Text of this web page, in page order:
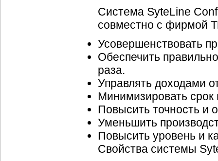
Система SyteLine
совместно с фирмой
Усовершенствовать
Обеспечить
раза.
Управлять доходами
Минимизировать
Повысить точность и
Уменьшить
Повысить уровень и
Свойства системы